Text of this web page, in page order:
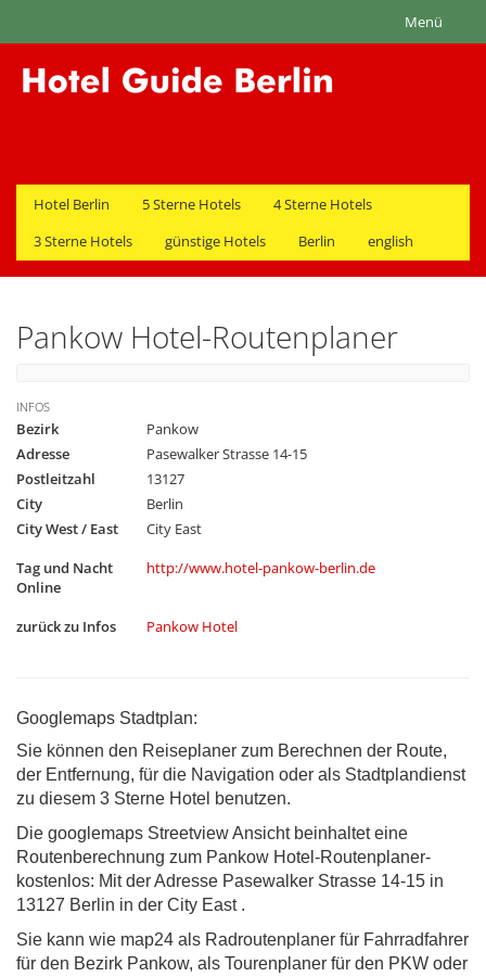
Menü
Hotel Berlin 5 Sterne Hotels
4 Sterne Hotels
3 Sterne Hotels
günstige Hotels Berlin english
Pankow Hotel-Routenplaner
INFOS
Bezirk
Pankow
Adresse
Pasewalker Strasse 14-15
Postleitzahl
13127
City
Berlin
City West / East
City East
Tag und Nacht
Online
http://www.hotel-pankow-berlin.de
zurück zu Infos Pankow Hotel
Googlemaps Stadtplan:
Sie können den Reiseplaner zum Berechnen der Route,
der Entfernung, für die Navigation oder als Stadtplandienst
zu diesem 3 Sterne Hotel benutzen.
Die googlemaps Streetview Ansicht beinhaltet eine
Routenberechnung zum Pankow Hotel-Routenplaner-
kostenlos: Mit der Adresse Pasewalker Strasse 14-15 in
13127 Berlin in der City East .
Sie kann wie map24 als Radroutenplaner für Fahrradfahrer
für den Bezirk Pankow, als Tourenplaner für den PKW oder